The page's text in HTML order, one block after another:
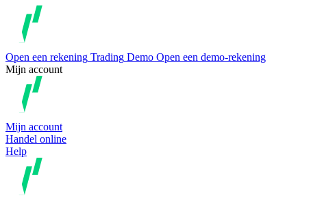
Open een rekening Trading Demo Open een demo-rekening
Mijn account
Mijn account
Handel online
Help